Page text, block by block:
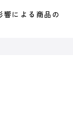
による商品の